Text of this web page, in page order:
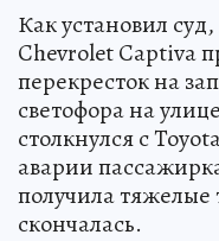
Как установил суд,
Chevrolet Captiva
перекресток на
светофора на
столкнулся с
аварии
получила тяжелые
скончалась.